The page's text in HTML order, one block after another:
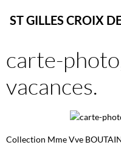
ST GILLES CROIX
carte-
vacances.
Collection Mme Vve